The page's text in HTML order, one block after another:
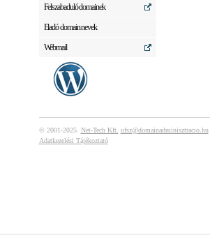
Felszabaduló domainek
Eladó domain nevek
Webmail
© 2001-2025. Net-Tech Kft. ufsz@domainadminisztracio.hu
Adatkezelési Tájékoztató